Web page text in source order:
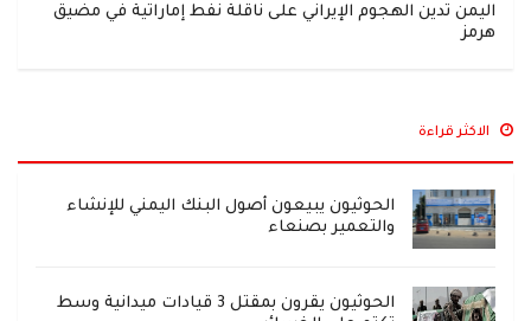
اليمن تدين الهجوم الإيراني على ناقلة نفط إماراتية في مضيق
هرمز
الاكثر قراءة
الحوثيون يبيعون أصول البنك اليمني للإنشاء
والتعمير بصنعاء
الحوثيون يقرون بمقتل 3 قيادات ميدانية وسط